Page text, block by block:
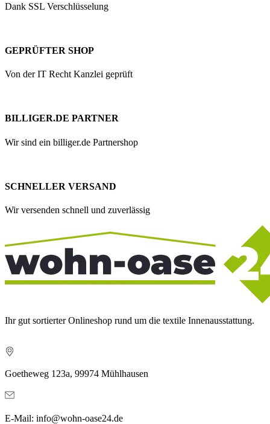
Dank SSL Verschlüsselung
GEPRÜFTER SHOP
Von der IT Recht Kanzlei geprüft
BILLIGER.DE PARTNER
Wir sind ein billiger.de Partnershop
SCHNELLER VERSAND
Wir versenden schnell und zuverlässig
Ihr gut sortierter Onlineshop rund um die textile Innenausstattung.
Goetheweg 123a, 99974 Mühlhausen
E-Mail: info@wohn-oase24.de